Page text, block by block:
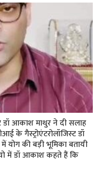
डॉ आकाश माथुर ने दी सलाह
के गैस्‍ट्रोएंटरोलॉजिस्‍ट डॉ
की बड़ी भूमिका बतायी
में डॉ आकाश कहते हैं कि